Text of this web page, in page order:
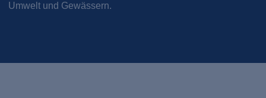
Umwelt und Gewässern.